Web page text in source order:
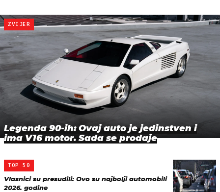
ZVIJER
Legenda 90-ih: Ovaj auto je jedinstven i
ima V16 motor. Sada se prodaje
TOP 50
Vlasnici su presudili: Ovo su najbolji automobili
2026. godine